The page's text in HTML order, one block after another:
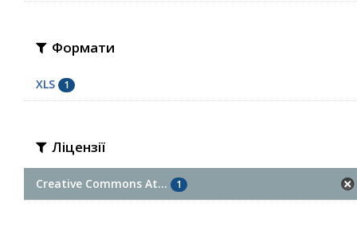
Формати
XLS 1
Ліцензії
Creative Commons At... 1